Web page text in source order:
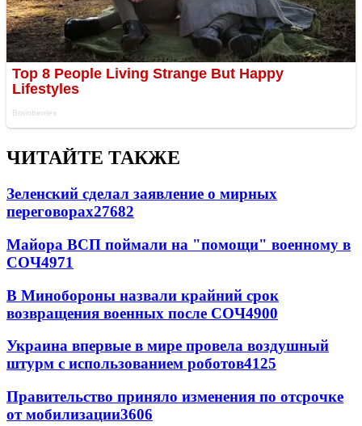
ЧИТАЙТЕ ТАКЖЕ
Зеленский сделал заявление о мирных
переговорах27682
Майора ВСП поймали на "помощи" военному в
СОЧ4971
В Минобороны назвали крайний срок
возвращения военных после СОЧ4900
Украина впервые в мире провела воздушный
штурм с использованием роботов4125
Правительство приняло изменения по отсрочке
от мобилизации3606